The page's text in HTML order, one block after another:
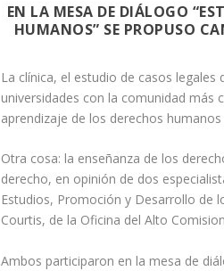
EN LA MESA DE DIÁLOGO
HUMANOS” SE PROPUSO
La clínica, el estudio de casos
universidades con la comunidad más
aprendizaje de los derechos
Otra cosa: la enseñanza de los
derecho, en opinión de dos
Estudios, Promoción y Desarrollo de
Courtis, de la Oficina del Alto
Ambos participaron en la mesa de